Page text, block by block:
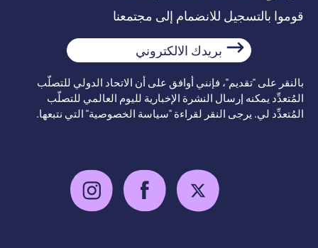
قوموا بالتسجيل للانضمام إلى مجتمعنا
بريدك
الالكتروني
بالنقر على "تقديم"، فإنني أوافق على أن الاتحاد الدولي للتصلّب
المُتعدِّد يمكنه إرسال النشرة الإخبارية لليوم العالمي للتصلّب
المُتعدِّد لي. يرجى النقر لقراءة "سياسة الخصوصية" التي نتبعها.